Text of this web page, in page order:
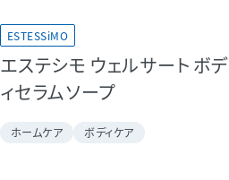
ESTESSiMO
エステシモ ウェルサート ボデ
ィセラムソープ
ホームケア ボディケア